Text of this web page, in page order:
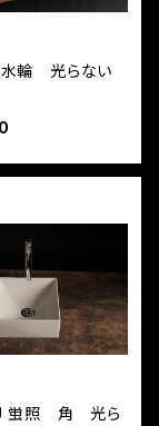
輪 光らない
蛍照 角 光ら